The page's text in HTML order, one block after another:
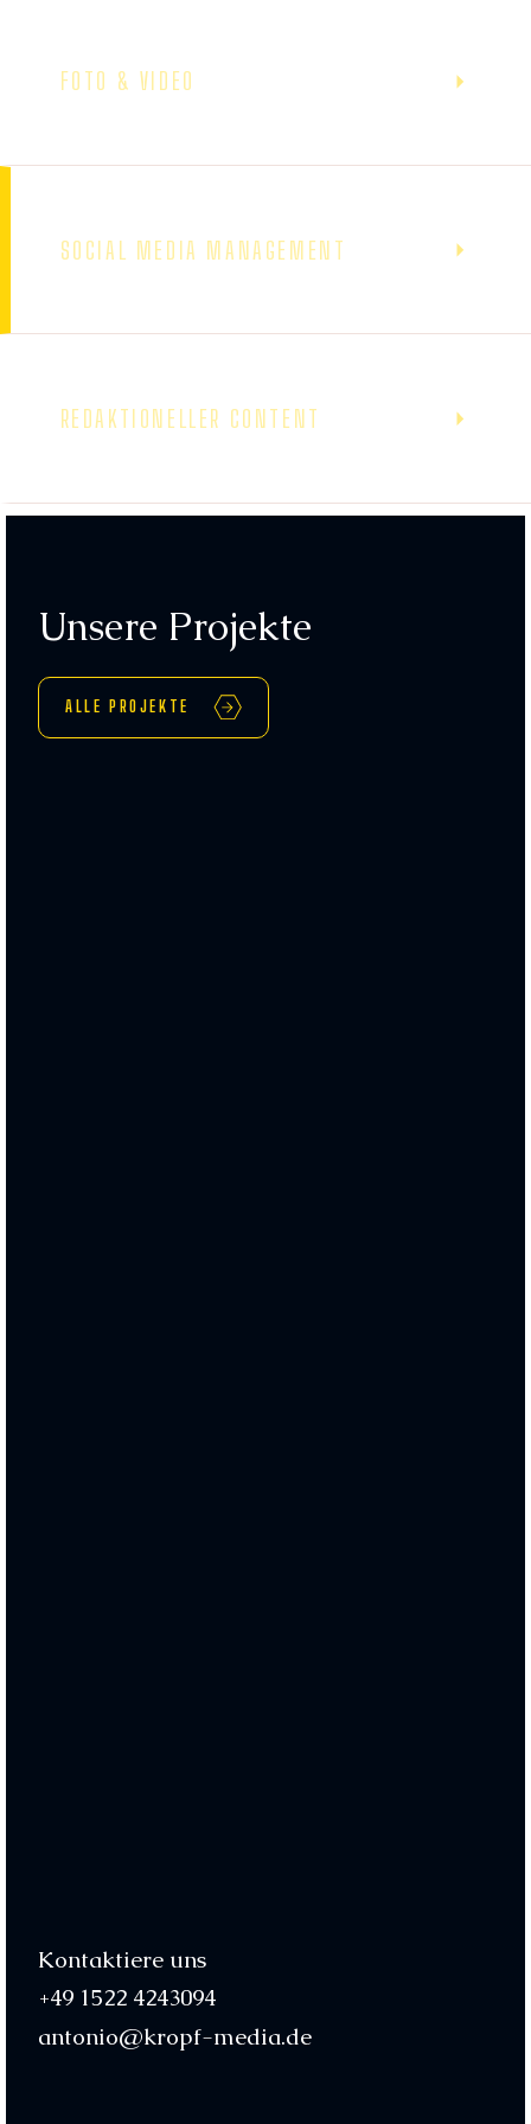
FOTO & VIDEO
SOCIAL MEDIA MANAGEMENT
REDAKTIONELLER CONTENT
Unsere Projekte
ALLE PROJEKTE
Kontaktiere uns
+49 1522 4243094
antonio@kropf-media.de